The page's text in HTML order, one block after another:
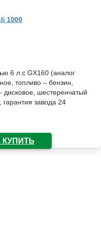
1000
6 л.с GX160 (аналог
топливо – бензин,
шестеренчатый
гарантия завода 24
КУПИТЬ